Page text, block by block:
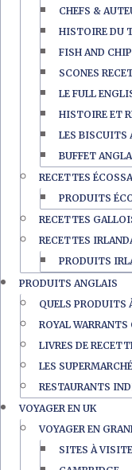
CHEFS &
HISTOIRE DU
FISH AND
SCONES
LE FULL
HISTOIRE ET
LES BISCUITS
BUFFET
RECETTES
PRODUITS
RECETTES
RECETTES
PRODUITS
PRODUITS ANGLAIS
QUELS PRODUITS
ROYAL
LIVRES DE
LES
RESTAURANTS
VOYAGER EN UK
VOYAGER EN
SITES À